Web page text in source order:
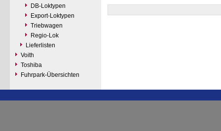
DB-Loktypen
Export-Loktypen
Triebwagen
Regio-Lok
Lieferlisten
Voith
Toshiba
Fuhrpark-Übersichten